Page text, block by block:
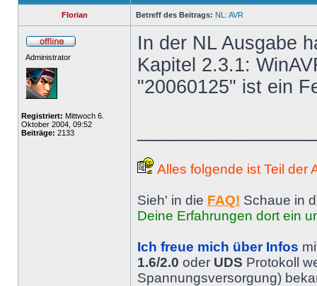
Florian Betreff des Beitrags: NL: AVR
Administrator
Registriert: Mittwoch 6.
Oktober 2004, 09:52
Beiträge: 2133
In der NL Ausgabe
Kapitel 2.3.1:
"20060125" ist ein
Alles folgende ist Teil der
Sieh' in die FAQ! Schaue in
Deine Erfahrungen dort ein
Ich freue mich über Infos
1.6/2.0 oder UDS Protokoll
Spannungsversorgung)